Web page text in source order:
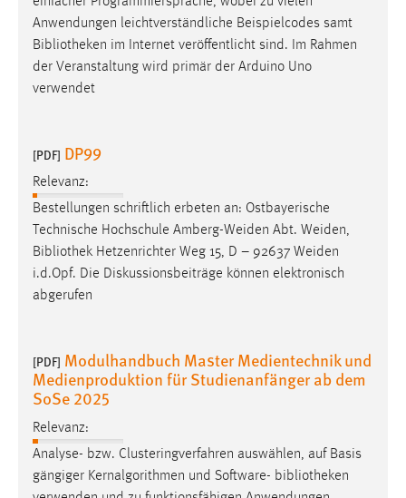
Anwendungen leichtverständliche Beispielcodes samt
Bibliotheken im Internet veröffentlicht sind. Im Rahmen
der Veranstaltung wird primär der Arduino Uno
verwendet
[PDF] DP99
Relevanz:
Bestellungen schriftlich erbeten an: Ostbayerische
Technische Hochschule Amberg-Weiden Abt. Weiden,
Bibliothek Hetzenrichter Weg 15, D – 92637 Weiden
i.d.Opf. Die Diskussionsbeiträge können elektronisch
abgerufen
[PDF] Modulhandbuch Master Medientechnik und
Medienproduktion für Studienanfänger ab dem
SoSe 2025
Relevanz:
Analyse- bzw. Clusteringverfahren auswählen, auf Basis
gängiger Kernalgorithmen und Software- bibliotheken